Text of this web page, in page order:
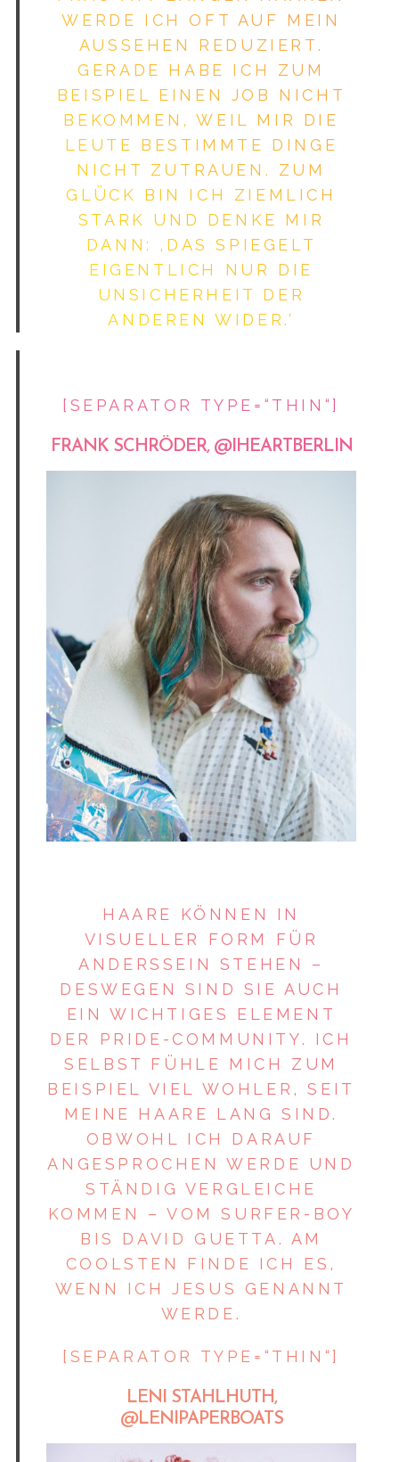
ERDE ICH OFT AUF MEIN A
USSEHEN REDUZIERT. G
ERADE HABE ICH ZUM B
EISPIEL EINEN JOB NICHT B
EKOMMEN, WEIL MIR DIE L
EUTE BESTIMMTE DINGE N
ICHT ZUTRAUEN. ZUM G
LÜCK BIN ICH ZIEMLICH S
TARK UND DENKE MIR D
ANN: ‚DAS SPIEGELT E
IGENTLICH NUR DIE U
NSICHERHEIT DER A
NDEREN WIDER.‘
[SEPARATOR TYPE=“THIN“]
FRANK SCHRÖDER, @IHEARTBERLIN
HAARE KÖNNEN IN
VISUELLER FORM FÜR
ANDERSSEIN STEHEN –
DESWEGEN SIND SIE AUCH
EIN WICH­TIGES ELEMENT
DER PRIDE-­COM­MUNITY. ICH
SELBST FÜHLE MICH ZUM
BEISPIEL VIEL WOHLER, SEIT
MEINE HAARE LANG SIND.
OBWOHL ICH DARAUF
ANGESPROCHEN WERDE UND
STÄNDIG VERGLEICHE
KOMMEN – VOM SURFER-BOY
BIS DAVID GUETTA. AM
COOLSTEN FINDE ICH ES,
WENN ICH JESUS GENANNT
WERDE.
[SEPARATOR TYPE=“THIN“]
LENI STAHLHUTH,
@LENIPAPERBOATS
S
e
r
c
h
r